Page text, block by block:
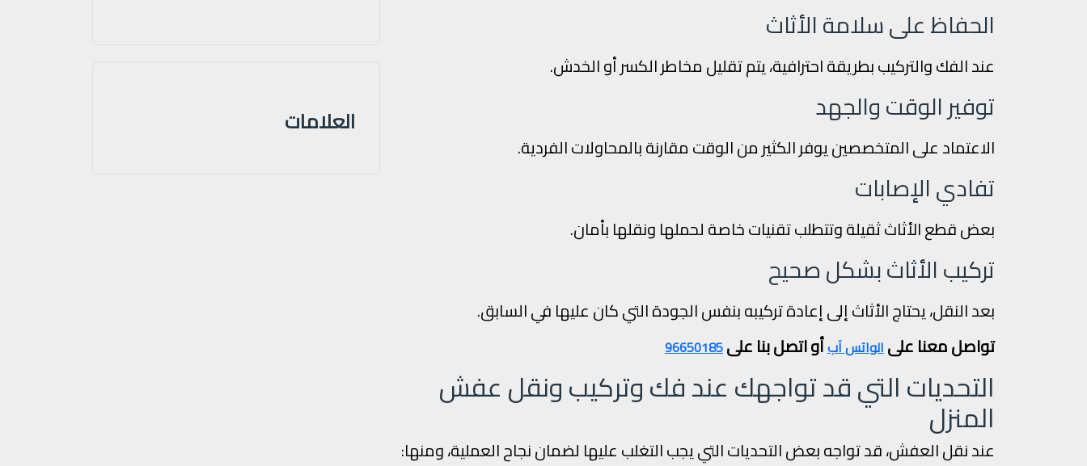
الحفاظ على سلامة الأثاث
عند الفك والتركيب بطريقة احترافية، يتم تقليل مخاطر الكسر أو الخدش.
توفير الوقت والجهد
الاعتماد على المتخصصين يوفر الكثير من الوقت مقارنة بالمحاولات الفردية.
تفادي الإصابات
بعض قطع الأثاث ثقيلة وتتطلب تقنيات خاصة لحملها ونقلها بأمان.
تركيب الأثاث بشكل صحيح
بعد النقل، يحتاج الأثاث إلى إعادة تركيبه بنفس الجودة التي كان عليها في السابق.
تواصل معنا علىالواتس آبأو اتصل بنا على96650185
التحديات التي قد تواجهك عند فك وتركيب ونقل عفش
المنزل
عند نقل العفش، قد تواجه بعض التحديات التي يجب التغلب عليها لضمان نجاح العملية، ومنها:
العلامات